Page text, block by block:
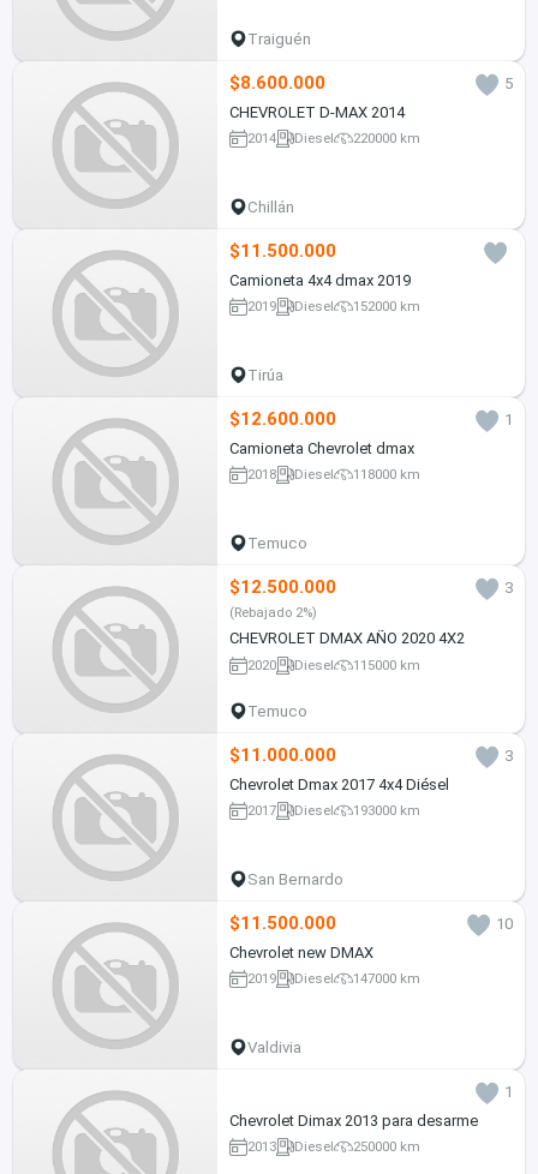
Traiguén
$8.600.000
5
CHEVROLET D-MAX 2014
2014 Diesel 220000 km
Chillán
$11.500.000
Camioneta 4x4 dmax 2019
2019 Diesel 152000 km
Tirúa
$12.600.000
1
Camioneta Chevrolet dmax
2018 Diesel 118000 km
Temuco
$12.500.000 3
(Rebajado 2%)
CHEVROLET DMAX AÑO 2020 4X2
2020 Diesel 115000 km
Temuco
$11.000.000
3
Chevrolet Dmax 2017 4x4 Diésel
2017 Diesel 193000 km
San Bernardo
$11.500.000
10
Chevrolet new DMAX
2019 Diesel 147000 km
Valdivia
1
Chevrolet Dimax 2013 para desarme
2013 Diesel 250000 km